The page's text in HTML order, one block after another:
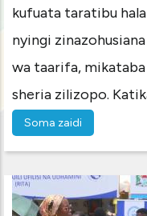
kufuata taratibu
nyingi
wa taarifa,
sheria zilizopo.
Soma zaidi